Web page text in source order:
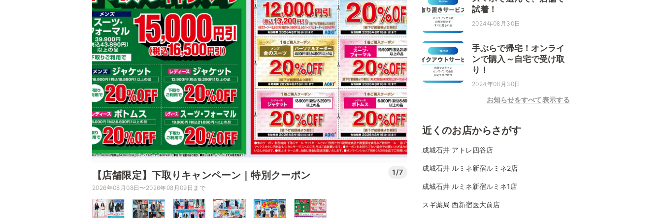
【店舗限定】下取りキャンペーン｜特別クーポン 1/7
2026年08月08日〜2026年08月09日まで
試着！
2024年08月30日
手ぶらで帰宅！オンライ
ンで購入～自宅で受け取
り！
2024年08月30日
お知らせをすべて表示する
近くのお店からさがす
成城石井 アトレ四谷店
成城石井 ルミネ新宿ルミネ2店
成城石井 ルミネ新宿ルミネ1店
スギ薬局 西新宿医大前店